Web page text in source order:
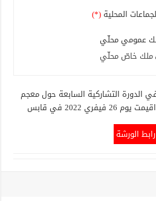
المحلية(*)
عمومي محلّي
ملك خاصّ محلّي
التشاركية السابعة حول معجم
2022 في قابس
رابط الورشة